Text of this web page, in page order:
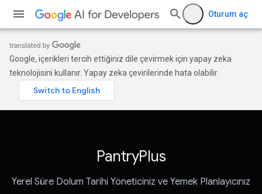
Oturum aç
Google, içerikleri tercih ettiğiniz dile çevirmek için yapay zeka
teknolojisini kullanır. Yapay zeka çevirilerinde hata olabilir.
PantryPlus
Yerel Süre Dolum Tarihi Yöneticiniz ve Yemek Planlayıcınız